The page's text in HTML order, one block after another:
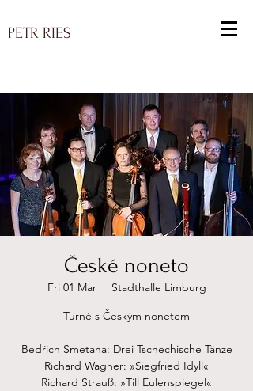
PETR RIES
České noneto
Fri 01 Mar
  |
Stadthalle Limburg
Turné s Českým nonetem
Bedřich Smetana: Drei Tschechische Tänze
Richard Wagner: »Siegfried Idyll«
Richard Strauß: »Till Eulenspiegel«